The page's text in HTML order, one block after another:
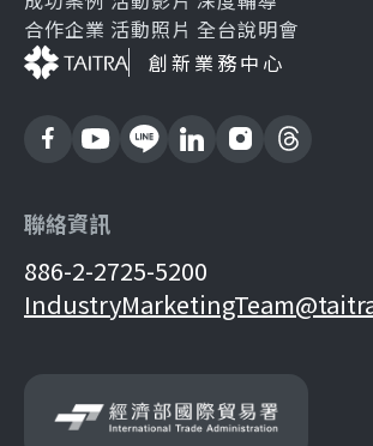
合作企業 活動照片 全台說明會
創新業務中心
聯絡資訊
886-2-2725-5200